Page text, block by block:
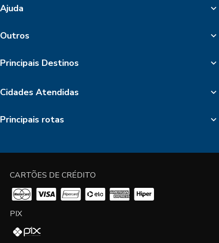
Ajuda
Outros
Principais Destinos
Cidades Atendidas
Principais rotas
CARTÕES DE CRÉDITO
PIX